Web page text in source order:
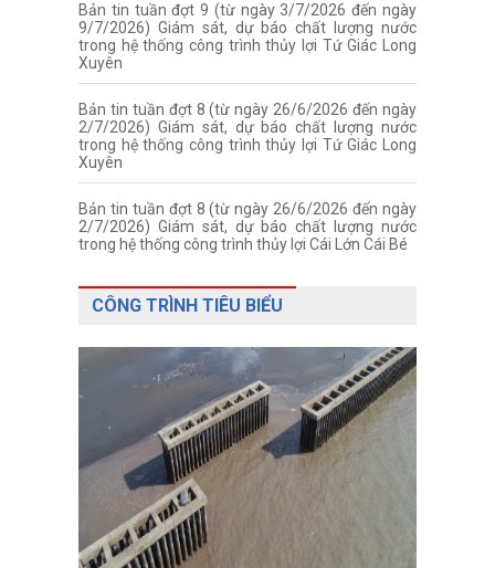
Bản tin tuần đợt 9 (từ ngày 3/7/2026 đến ngày
9/7/2026) Giám sát, dự báo chất lượng nước
trong hệ thống công trình thủy lợi Tứ Giác Long
Xuyên
Bản tin tuần đợt 8 (từ ngày 26/6/2026 đến ngày
2/7/2026) Giám sát, dự báo chất lượng nước
trong hệ thống công trình thủy lợi Tứ Giác Long
Xuyên
Bản tin tuần đợt 8 (từ ngày 26/6/2026 đến ngày
2/7/2026) Giám sát, dự báo chất lượng nước
trong hệ thống công trình thủy lợi Cái Lớn Cái Bé
CÔNG TRÌNH TIÊU BIỂU